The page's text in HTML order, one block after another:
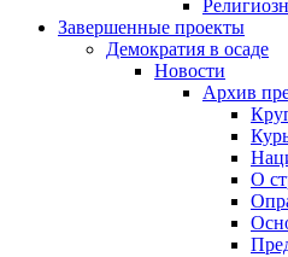
Завершенные проекты
Демократия в осаде
Новости
Архив
О